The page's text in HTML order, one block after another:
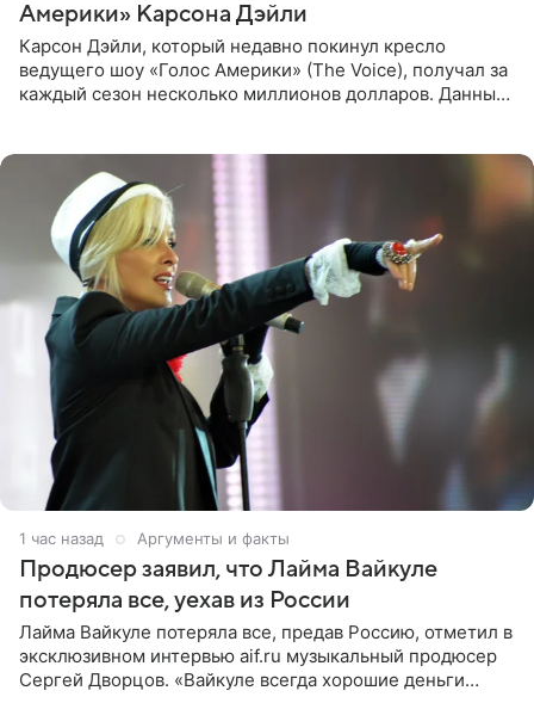
Америки» Карсона Дэйли
Карсон Дэйли, который недавно покинул кресло
ведущего шоу «Голос Америки» (The Voice), получал за
каждый сезон несколько миллионов долларов. Данные
1 час назад Аргументы и факты
Продюсер заявил, что Лайма Вайкуле
потеряла все, уехав из России
Лайма Вайкуле потеряла все, предав Россию, отметил в
эксклюзивном интервью aif.ru музыкальный продюсер
Сергей Дворцов. «Вайкуле всегда хорошие деньги